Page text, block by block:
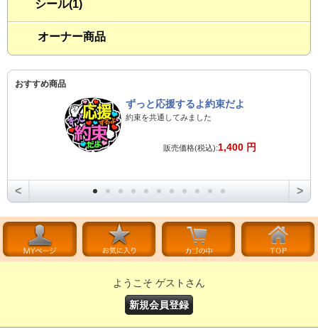
シール(1)
オーナー商品
おすすめ商品
ずっと応援するよ約束だよ
約束を共通してみました
販売価格(税込):1,400 円
< >
ようこそ ゲストさん
新規会員登録